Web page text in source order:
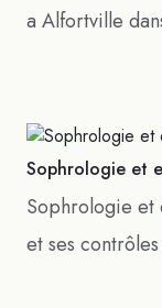
a Alfortville
Sophrologie et
Sophrologie et
et ses